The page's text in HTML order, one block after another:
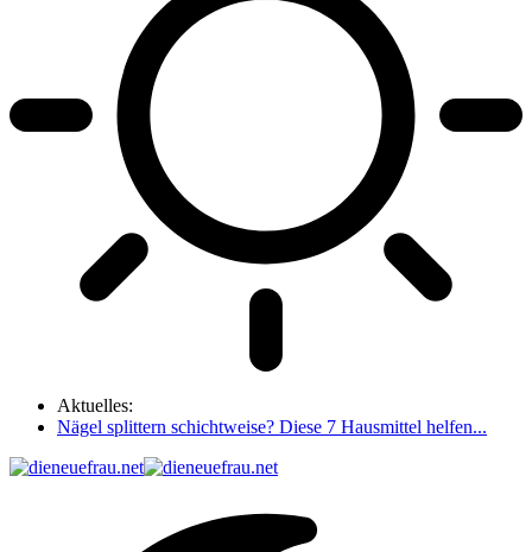
Aktuelles:
Nägel splittern schichtweise? Diese 7 Hausmittel helfen...